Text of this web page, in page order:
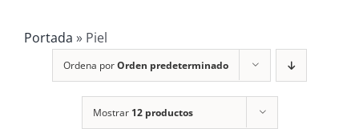
Portada » Piel
Ordena porOrden predeterminado
Mostrar 12 productos